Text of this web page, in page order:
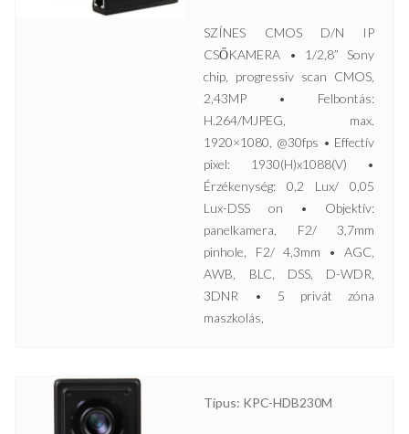
SZÍNES CMOS D/N IP
CSŐKAMERA • 1/2,8” Sony
chip, progressiv scan CMOS,
2,43MP • Felbontás:
H.264/MJPEG, max.
1920×1080, @30fps • Effectív
pixel: 1930(H)x1088(V) •
Érzékenység: 0,2 Lux/ 0,05
Lux-DSS on • Objektív:
panelkamera, F2/ 3,7mm
pinhole, F2/ 4,3mm • AGC,
AWB, BLC, DSS, D-WDR,
3DNR • 5 privát zóna
maszkolás,
Típus: KPC-HDB230M